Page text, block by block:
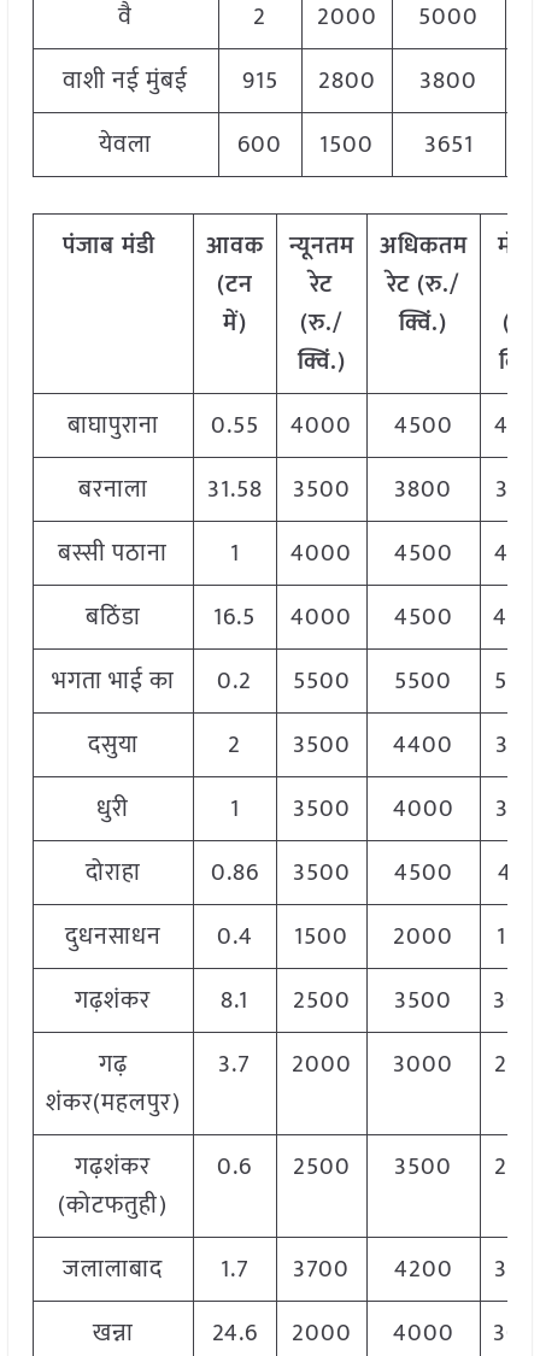
वै 2 2000 5000
वाशी नई मुंबई
915 2800 3800
येवला
600 1500 3651
पंजाबमंडी
आवक
(टन
में)
न्यूनतम
रेट
(रु./
क्विं.)
अधिकतम
रेट (रु./
क्विं.)
(
बाघापुराना
0.55 4000 4500
बरनाला
31.58 3500 3800
बस्सी पठाना
1 4000 4500
बठिंडा
16.5 4000 4500
भगता भाई का
0.2 5500 5500
दसुया
2 3500 4400
धुरी
1 3500 4000
दोराहा
0.86 3500 4500
दुधनसाधन
0.4 1500 2000
गढ़शंकर
8.1 2500 3500
गढ़
शंकर(महलपुर)
3.7 2000 3000
गढ़शंकर
(कोटफतुही)
0.6 2500 3500
जलालाबाद 1.7 3700 4200
खन्ना
24.6 2000 4000